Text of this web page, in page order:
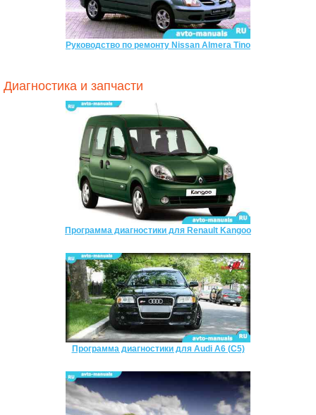
Руководство по ремонту Nissan Almera Tino
Диагностика и запчасти
Программа диагностики для Renault Kangoo
Программа диагностики для Audi A6 (C5)